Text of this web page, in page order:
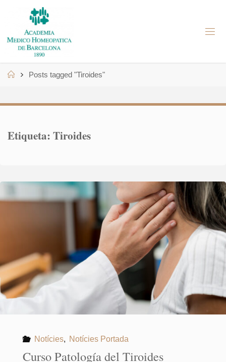
content
B
HomePosts tagged "Tiroides"
Etiqueta:Tiroides
Notícies, Notícies Portada
Curso Patología del Tiroides